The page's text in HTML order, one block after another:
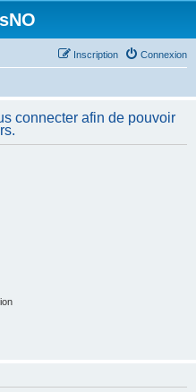
Connexion
Inscription
connecter afin de pouvoir